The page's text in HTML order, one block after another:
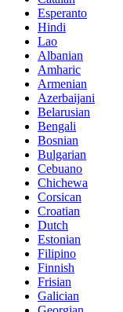
Esperanto
Hindi
Lao
Albanian
Amharic
Armenian
Azerbaijani
Belarusian
Bengali
Bosnian
Bulgarian
Cebuano
Chichewa
Corsican
Croatian
Dutch
Estonian
Filipino
Finnish
Frisian
Galician